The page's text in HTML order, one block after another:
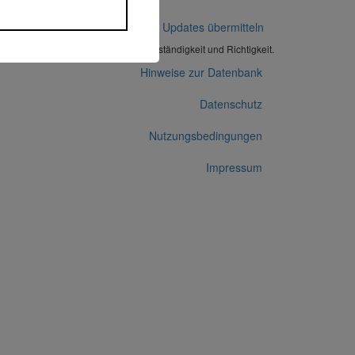
Korrekturen / Updates übermitteln
Alle Angaben ohne Gewähr auf Vollständigkeit und Richtigkeit.
Hinweise zur Datenbank
Datenschutz
Nutzungsbedingungen
Impressum